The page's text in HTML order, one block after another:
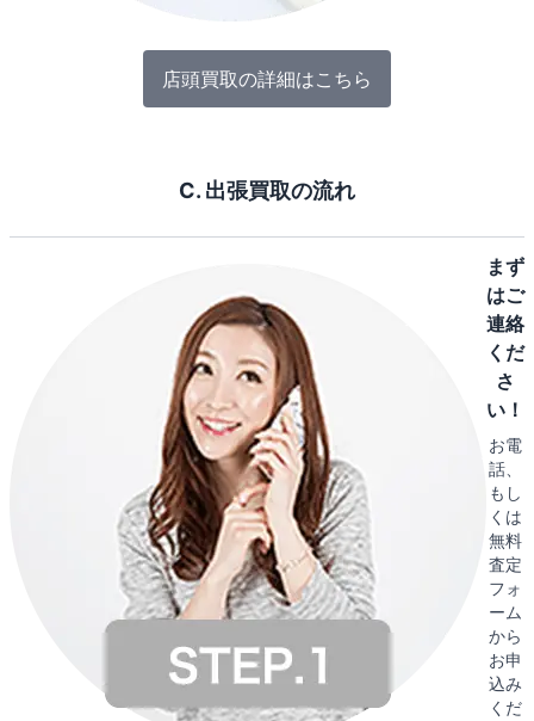
店頭買取の詳細はこちら
C. 出張買取の流れ
まず
はご
連絡
くだ
さ
い！
お電
話、
もし
くは
無料
査定
フォ
ーム
から
お申
込み
くだ